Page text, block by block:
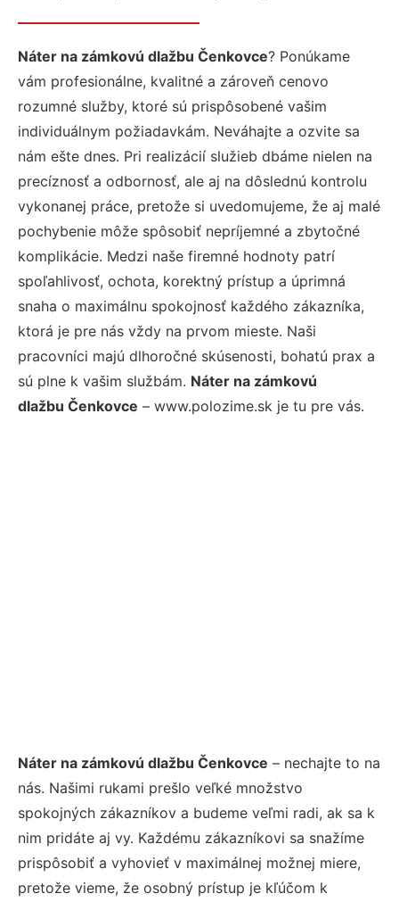
Náter na zámkovú dlažbu Čenkovce? Ponúkame
vám profesionálne, kvalitné a zároveň cenovo
rozumné služby, ktoré sú prispôsobené vašim
individuálnym požiadavkám. Neváhajte a ozvite sa
nám ešte dnes. Pri realizácií služieb dbáme nielen na
precíznosť a odbornosť, ale aj na dôslednú kontrolu
vykonanej práce, pretože si uvedomujeme, že aj malé
pochybenie môže spôsobiť nepríjemné a zbytočné
komplikácie. Medzi naše firemné hodnoty patrí
spoľahlivosť, ochota, korektný prístup a úprimná
snaha o maximálnu spokojnosť každého zákazníka,
ktorá je pre nás vždy na prvom mieste. Naši
pracovníci majú dlhoročné skúsenosti, bohatú prax a
sú plne k vašim službám. Náter na zámkovú
dlažbu Čenkovce – www.polozime.sk je tu pre vás.
Náter na zámkovú dlažbu Čenkovce – nechajte to na
nás. Našimi rukami prešlo veľké množstvo
spokojných zákazníkov a budeme veľmi radi, ak sa k
nim pridáte aj vy. Každému zákazníkovi sa snažíme
prispôsobiť a vyhovieť v maximálnej možnej miere,
pretože vieme, že osobný prístup je kľúčom k